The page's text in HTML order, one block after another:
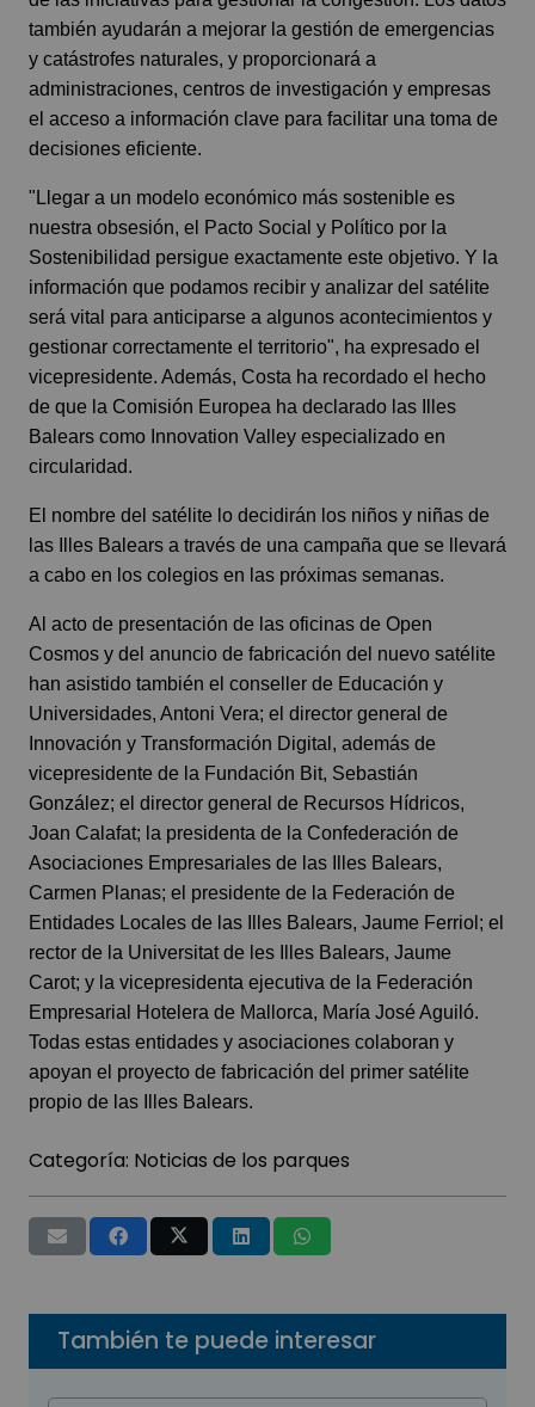
también ayudarán a mejorar la gestión de emergencias
y catástrofes naturales, y proporcionará a
administraciones, centros de investigación y empresas
el acceso a información clave para facilitar una toma de
decisiones eficiente.
"Llegar a un modelo económico más sostenible es
nuestra obsesión, el Pacto Social y Político por la
Sostenibilidad persigue exactamente este objetivo. Y la
información que podamos recibir y analizar del satélite
será vital para anticiparse a algunos acontecimientos y
gestionar correctamente el territorio", ha expresado el
vicepresidente. Además, Costa ha recordado el hecho
de que la Comisión Europea ha declarado las Illes
Balears como Innovation Valley especializado en
circularidad.
El nombre del satélite lo decidirán los niños y niñas de
las Illes Balears a través de una campaña que se llevará
a cabo en los colegios en las próximas semanas.
Al acto de presentación de las oficinas de Open
Cosmos y del anuncio de fabricación del nuevo satélite
han asistido también el conseller de Educación y
Universidades, Antoni Vera; el director general de
Innovación y Transformación Digital, además de
vicepresidente de la Fundación Bit, Sebastián
González; el director general de Recursos Hídricos,
Joan Calafat; la presidenta de la Confederación de
Asociaciones Empresariales de las Illes Balears,
Carmen Planas; el presidente de la Federación de
Entidades Locales de las Illes Balears, Jaume Ferriol; el
rector de la Universitat de les Illes Balears, Jaume
Carot; y la vicepresidenta ejecutiva de la Federación
Empresarial Hotelera de Mallorca, María José Aguiló.
Todas estas entidades y asociaciones colaboran y
apoyan el proyecto de fabricación del primer satélite
propio de las Illes Balears.
Categoría: Noticias de los parques
También te puede interesar